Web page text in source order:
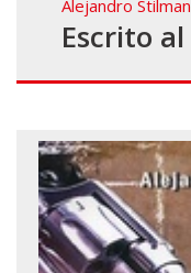
Alejandro Stilman
Escrito